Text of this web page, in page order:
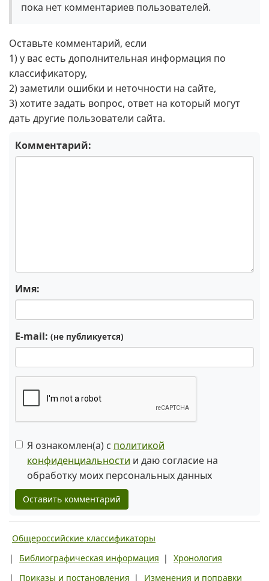
пока нет комментариев пользователей.
Оставьте комментарий, если
1) у вас есть дополнительная информация по
классификатору,
2) заметили ошибки и неточности на сайте,
3) хотите задать вопрос, ответ на который могут
дать другие пользователи сайта.
Комментарий:
Имя:
E-mail: (не публикуется)
Я ознакомлен(а) с политикой
конфиденциальности и даю согласие на
обработку моих персональных данных
Оставить комментарий
Общероссийские классификаторы
|
Библиографическая информация |
Хронология
|
Приказы и постановления | Изменения и поправки